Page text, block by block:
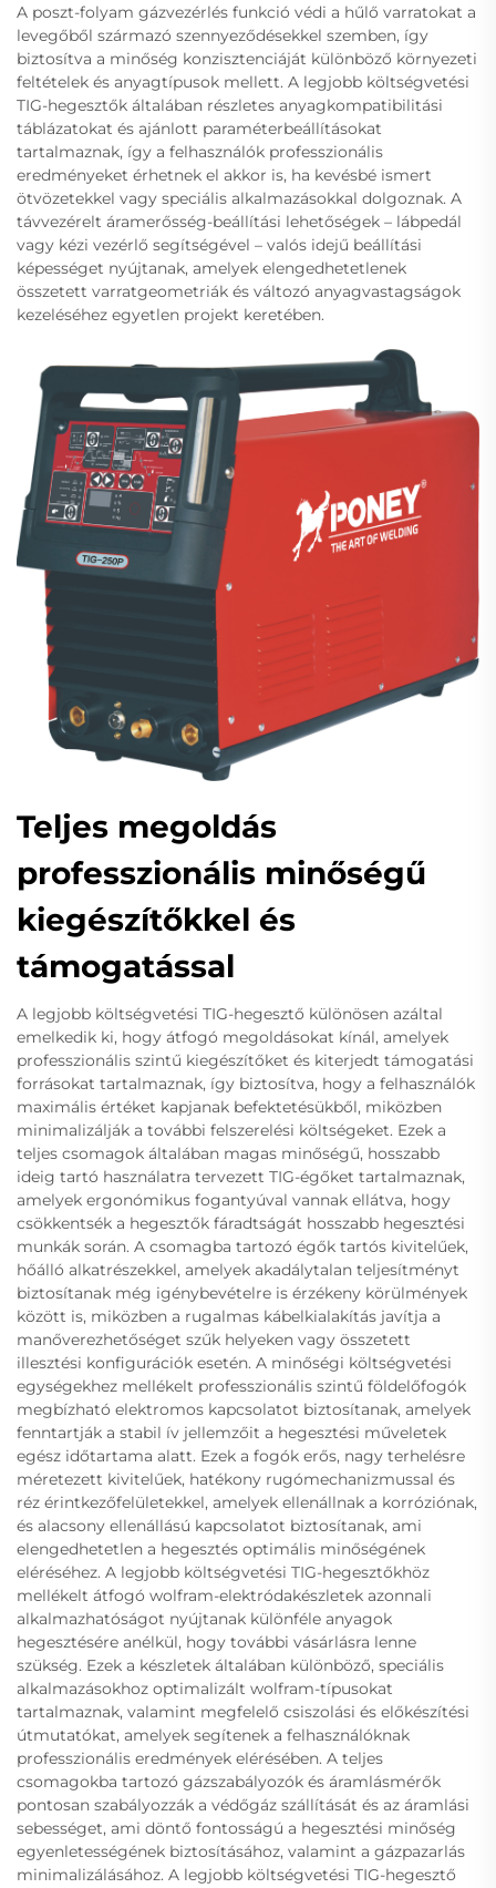
A poszt-folyam gázvezérlés funkció védi a hűlő varratokat a
levegőből származó szennyeződésekkel szemben, így
biztosítva a minőség konzisztenciáját különböző környezeti
feltételek és anyagtípusok mellett. A legjobb költségvetési
TIG-hegesztők általában részletes anyagkompatibilitási
táblázatokat és ajánlott paraméterbeállításokat
tartalmaznak, így a felhasználók professzionális
eredményeket érhetnek el akkor is, ha kevésbé ismert
ötvözetekkel vagy speciális alkalmazásokkal dolgoznak. A
távvezérelt áramerősség-beállítási lehetőségek – lábpedál
vagy kézi vezérlő segítségével – valós idejű beállítási
képességet nyújtanak, amelyek elengedhetetlenek
összetett varratgeometriák és változó anyagvastagságok
kezeléséhez egyetlen projekt keretében.
Teljes megoldás
professzionális minőségű
kiegészítőkkel és
támogatással
A legjobb költségvetési TIG-hegesztő különösen azáltal
emelkedik ki, hogy átfogó megoldásokat kínál, amelyek
professzionális szintű kiegészítőket és kiterjedt támogatási
forrásokat tartalmaznak, így biztosítva, hogy a felhasználók
maximális értéket kapjanak befektetésükből, miközben
minimalizálják a további felszerelési költségeket. Ezek a
teljes csomagok általában magas minőségű, hosszabb
ideig tartó használatra tervezett TIG-égőket tartalmaznak,
amelyek ergonómikus fogantyúval vannak ellátva, hogy
csökkentsék a hegesztők fáradtságát hosszabb hegesztési
munkák során. A csomagba tartozó égők tartós kivitelűek,
hőálló alkatrészekkel, amelyek akadálytalan teljesítményt
biztosítanak még igénybevételre is érzékeny körülmények
között is, miközben a rugalmas kábelkialakítás javítja a
manőverezhetőséget szűk helyeken vagy összetett
illesztési konfigurációk esetén. A minőségi költségvetési
egységekhez mellékelt professzionális szintű földelőfogók
megbízható elektromos kapcsolatot biztosítanak, amelyek
fenntartják a stabil ív jellemzőit a hegesztési műveletek
egész időtartama alatt. Ezek a fogók erős, nagy terhelésre
méretezett kivitelűek, hatékony rugómechanizmussal és
réz érintkezőfelületekkel, amelyek ellenállnak a korróziónak,
és alacsony ellenállású kapcsolatot biztosítanak, ami
elengedhetetlen a hegesztés optimális minőségének
eléréséhez. A legjobb költségvetési TIG-hegesztőkhöz
mellékelt átfogó wolfram-elektródakészletek azonnali
alkalmazhatóságot nyújtanak különféle anyagok
hegesztésére anélkül, hogy további vásárlásra lenne
szükség. Ezek a készletek általában különböző, speciális
alkalmazásokhoz optimalizált wolfram-típusokat
tartalmaznak, valamint megfelelő csiszolási és előkészítési
útmutatókat, amelyek segítenek a felhasználóknak
professzionális eredmények elérésében. A teljes
csomagokba tartozó gázszabályozók és áramlásmérők
pontosan szabályozzák a védőgáz szállítását és az áramlási
sebességet, ami döntő fontosságú a hegesztési minőség
egyenletességének biztosításához, valamint a gázpazarlás
minimalizálásához. A legjobb költségvetési TIG-hegesztő